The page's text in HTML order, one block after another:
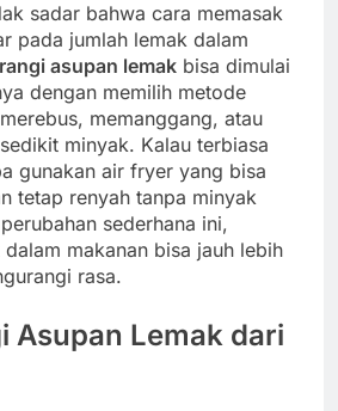
sadar bahwa cara memasak
pada jumlah lemak dalam
asupan lemak bisa dimulai
dengan memilih metode
memanggang, atau
minyak. Kalau terbiasa
gunakan air fryer yang bisa
tetap renyah tanpa minyak
sederhana ini,
makanan bisa jauh lebih
rasa.
Asupan Lemak dari